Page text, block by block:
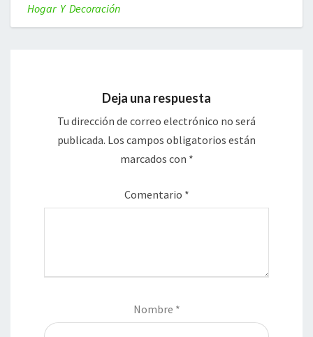
Hogar Y Decoración
Deja una respuesta
Tu dirección de correo electrónico no será
publicada. Los campos obligatorios están
marcados con *
Comentario *
Nombre *